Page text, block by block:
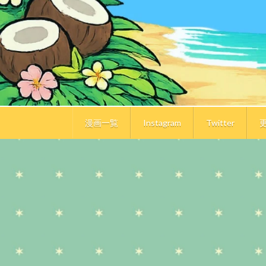
漫画一覧 Instagram Twitter